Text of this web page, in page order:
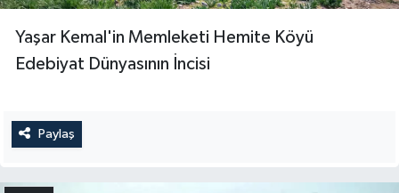
Yaşar Kemal'in Memleketi Hemite Köyü
Edebiyat Dünyasının İncisi
Paylaş